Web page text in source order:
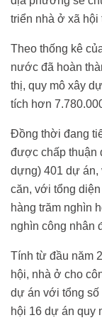
triển nhà ở xã hội
Theo thống kê
nước đã hoàn
thị, quy mô xây
tích hơn
Đồng thời đang
được chấp thuận
dựng) 401 dự án,
căn, với tổng
hàng trăm nghìn
nghìn công nhân
Tính từ đầu năm
hội, nhà ở cho
dự án với tổng số
hội 16 dự án quy